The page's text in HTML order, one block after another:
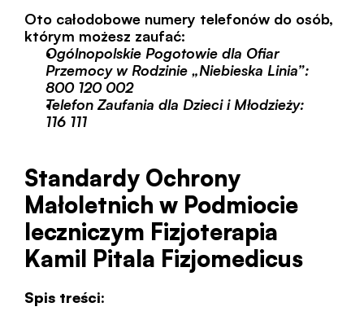
Oto całodobowe numery telefonów do osób,
którym możesz zaufać:
Ogólnopolskie Pogotowie dla Ofiar
Przemocy w Rodzinie „Niebieska Linia”:
800 120 002
Telefon Zaufania dla Dzieci i Młodzieży:
116 111
Standardy Ochrony
Małoletnich w Podmiocie
leczniczym Fizjoterapia
Kamil Pitala Fizjomedicus
Spis treści: